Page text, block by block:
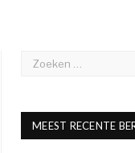
MEEST RECENTE